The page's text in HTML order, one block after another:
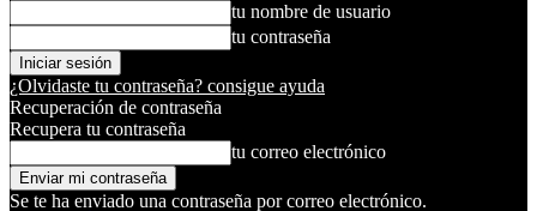
tu nombre de usuario
tu contraseña
¿Olvidaste tu contraseña? consigue ayuda
Recuperación de contraseña
Recupera tu contraseña
tu correo electrónico
Se te ha enviado una contraseña por correo electrónico.